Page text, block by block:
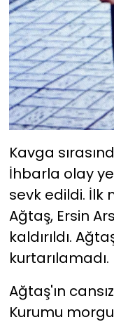
Kavga
İhbarla olay
sevk edildi. İlk
Ağtaş, Ersin
kaldırıldı.
kurtarılamadı.
Ağtaş'ın
Kurumu